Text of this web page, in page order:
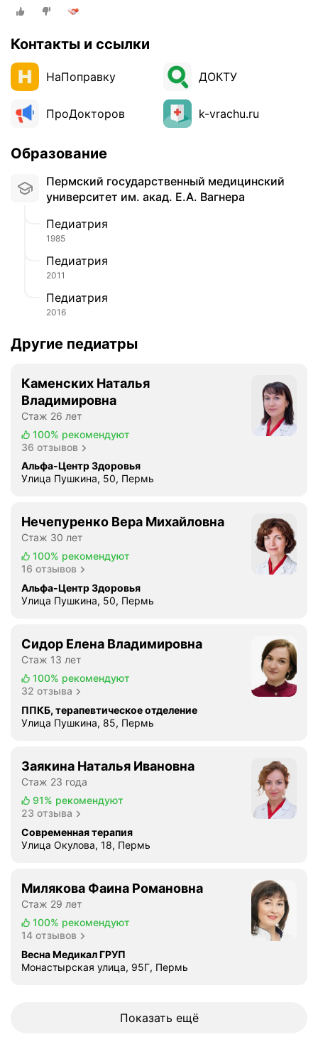
Контакты и ссылки
НаПоправку ДОКТУ
ПроДокторов k-vrachu.ru
Образование
Пермский государственный медицинский
университет им. акад. Е.А. Вагнера
Педиатрия
1985
Педиатрия
2011
Педиатрия
2016
Другие педиатры
Каменских Наталья
Владимировна
Стаж 26 лет
100% рекомендуют
36 отзывов
Альфа-Центр Здоровья
Улица Пушкина, 50, Пермь
Нечепуренко Вера Михайловна
Стаж 30 лет
100% рекомендуют
16 отзывов
Альфа-Центр Здоровья
Улица Пушкина, 50, Пермь
Сидор Елена Владимировна
Стаж 13 лет
100% рекомендуют
32 отзыва
ППКБ, терапевтическое отделение
Улица Пушкина, 85, Пермь
Заякина Наталья Ивановна
Стаж 23 года
91% рекомендуют
23 отзыва
Современная терапия
Улица Окулова, 18, Пермь
Милякова Фаина Романовна
Стаж 29 лет
100% рекомендуют
14 отзывов
Весна Медикал ГРУП
Монастырская улица, 95Г, Пермь
Показать ещё